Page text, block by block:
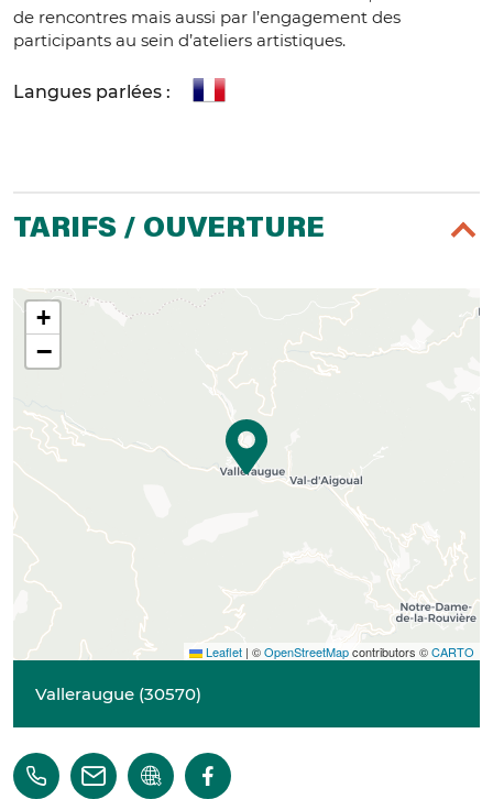
de rencontres mais aussi par l’engagement des
participants au sein d’ateliers artistiques.
Langues parlées :
TARIFS / OUVERTURE
+
−
Leaflet | ©OpenStreetMapcontributors ©CARTO
Valleraugue (30570)